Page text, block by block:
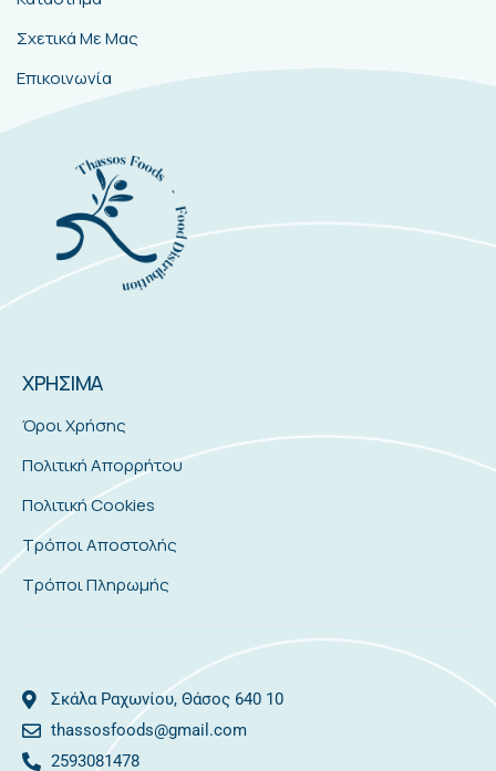
Σχετικά Με Μας
Επικοινωνία
ΧΡΗΣΙΜΑ
Όροι Χρήσης
Πολιτική Απορρήτου
Πολιτική Cookies
Τρόποι Αποστολής
Τρόποι Πληρωμής
Σκάλα Ραχωνίου, Θάσος 640 10
thassosfoods@gmail.com
2593081478